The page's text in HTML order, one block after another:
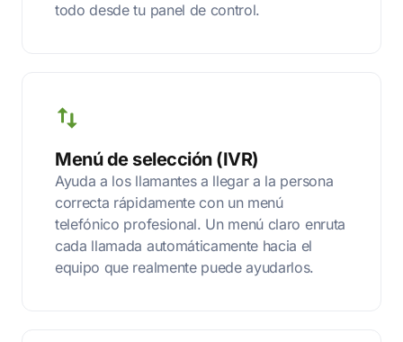
todo desde tu panel de control.
Menú de selección (IVR)
Ayuda a los llamantes a llegar a la persona
correcta rápidamente con un menú
telefónico profesional. Un menú claro enruta
cada llamada automáticamente hacia el
equipo que realmente puede ayudarlos.